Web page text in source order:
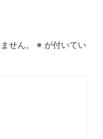
せん。 ※ が付いてい